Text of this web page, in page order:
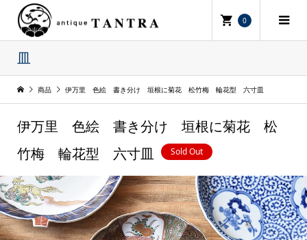
0
皿
商品 伊万里 色絵 書き分け 垣根に菊花 松竹梅 輪花型 六寸皿
伊万里 色絵 書き分け 垣根に菊花 松
竹梅 輪花型 六寸皿
Sold Out